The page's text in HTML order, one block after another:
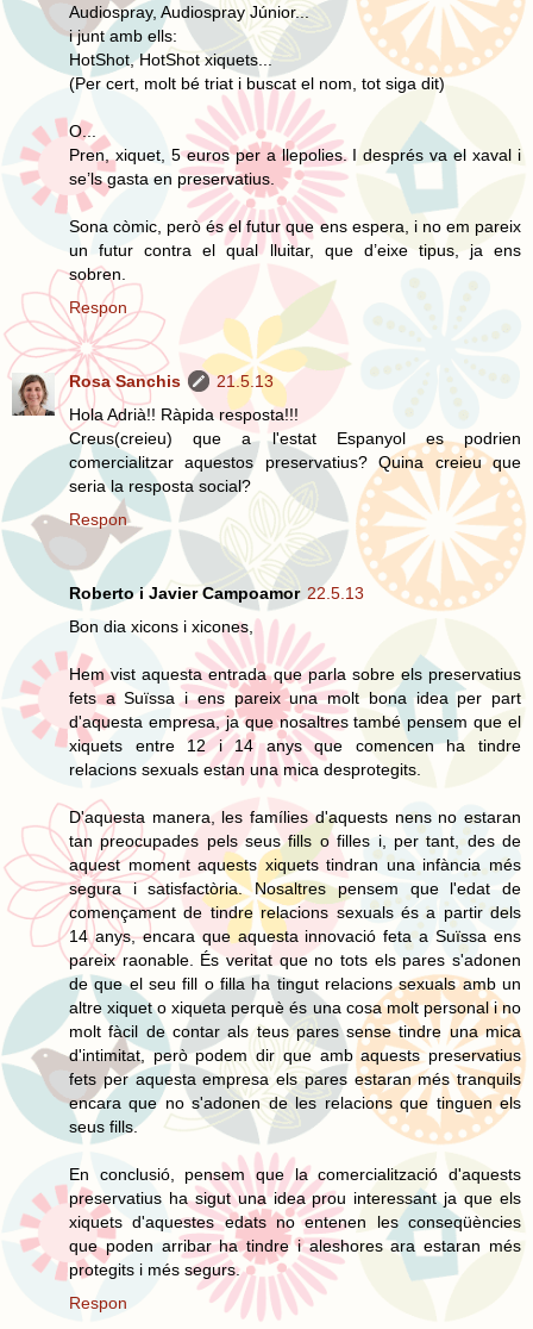
Audiospray, Audiospray Júnior...
i junt amb ells:
HotShot, HotShot xiquets...
(Per cert, molt bé triat i buscat el nom, tot siga dit)
O...
Pren, xiquet, 5 euros per a llepolies. I després va el xaval i
se’ls gasta en preservatius.
Sona còmic, però és el futur que ens espera, i no em pareix
un futur contra el qual lluitar, que d’eixe tipus, ja ens
sobren.
Respon
Rosa Sanchis
21.5.13
Hola Adrià!! Ràpida resposta!!!
Creus(creieu) que a l'estat Espanyol es podrien
comercialitzar aquestos preservatius? Quina creieu que
seria la resposta social?
Respon
Roberto i Javier Campoamor 22.5.13
Bon dia xicons i xicones,
Hem vist aquesta entrada que parla sobre els preservatius
fets a Suïssa i ens pareix una molt bona idea per part
d'aquesta empresa, ja que nosaltres també pensem que el
xiquets entre 12 i 14 anys que comencen ha tindre
relacions sexuals estan una mica desprotegits.
D'aquesta manera, les famílies d'aquests nens no estaran
tan preocupades pels seus fills o filles i, per tant, des de
aquest moment aquests xiquets tindran una infància més
segura i satisfactòria. Nosaltres pensem que l'edat de
començament de tindre relacions sexuals és a partir dels
14 anys, encara que aquesta innovació feta a Suïssa ens
pareix raonable. És veritat que no tots els pares s'adonen
de que el seu fill o filla ha tingut relacions sexuals amb un
altre xiquet o xiqueta perquè és una cosa molt personal i no
molt fàcil de contar als teus pares sense tindre una mica
d'intimitat, però podem dir que amb aquests preservatius
fets per aquesta empresa els pares estaran més tranquils
encara que no s'adonen de les relacions que tinguen els
seus fills.
En conclusió, pensem que la comercialització d'aquests
preservatius ha sigut una idea prou interessant ja que els
xiquets d'aquestes edats no entenen les conseqüències
que poden arribar ha tindre i aleshores ara estaran més
protegits i més segurs.
Respon